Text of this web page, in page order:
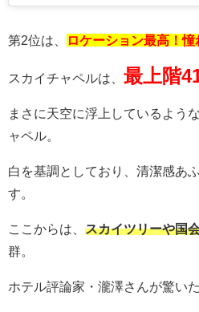
第2位は、 ロケーション最高！
スカイチャペルは、 最上階
まさに天空に浮上しているよう
ャペル。
白を基調としており、清潔感あ
す。
ここからは、 スカイツリーや国
群。
ホテル評論家・瀧澤さんが驚いた